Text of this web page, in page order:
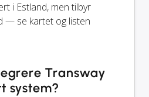
i Estland, men tilbyr
— se kartet og listen
Transway
system?